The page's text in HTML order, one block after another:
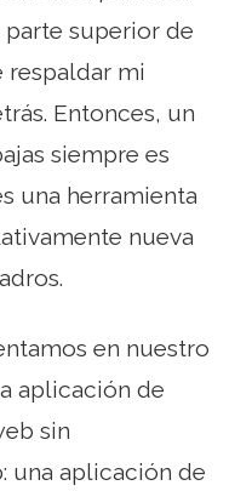
parte superior de
respaldar mi
Entonces, un
siempre es
una herramienta
nueva
en nuestro
aplicación de
sin
una aplicación de